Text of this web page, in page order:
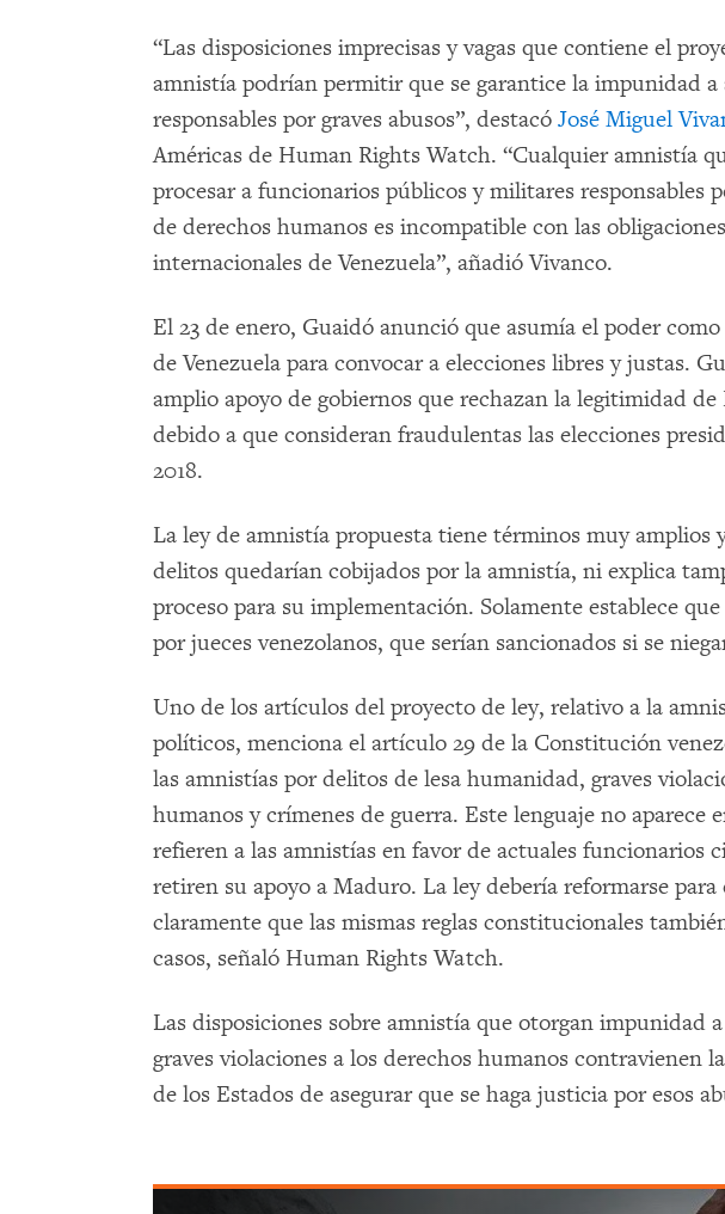
“Las disposiciones imprecisas y vagas que contiene el
amnistía podrían permitir que se garantice la impunidad a
responsables por graves abusos”, destacó José Miguel
Américas de Human Rights Watch. “Cualquier amnistía
procesar a funcionarios públicos y militares responsables
de derechos humanos es incompatible con las
internacionales de Venezuela”, añadió Vivanco.
El 23 de enero, Guaidó anunció que asumía el poder
de Venezuela para convocar a elecciones libres y justas.
amplio apoyo de gobiernos que rechazan la legitimidad
debido a que consideran fraudulentas las elecciones
2018.
La ley de amnistía propuesta tiene términos muy amplios
delitos quedarían cobijados por la amnistía, ni explica
proceso para su implementación. Solamente establece
por jueces venezolanos, que serían sancionados si se
Uno de los artículos del proyecto de ley, relativo a la
políticos, menciona el artículo 29 de la Constitución
las amnistías por delitos de lesa humanidad, graves
humanos y crímenes de guerra. Este lenguaje no aparece
refieren a las amnistías en favor de actuales funcionarios
retiren su apoyo a Maduro. La ley debería reformarse para
claramente que las mismas reglas constitucionales
casos, señaló Human Rights Watch.
Las disposiciones sobre amnistía que otorgan impunidad
graves violaciones a los derechos humanos contravienen
de los Estados de asegurar que se haga justicia por esos